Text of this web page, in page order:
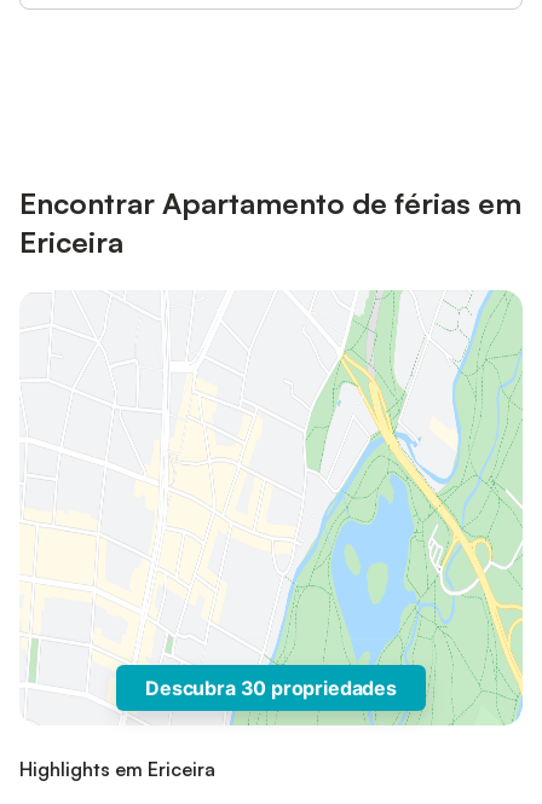
Encontrar Apartamento de férias em
Ericeira
Descubra 30 propriedades
Highlights em Ericeira